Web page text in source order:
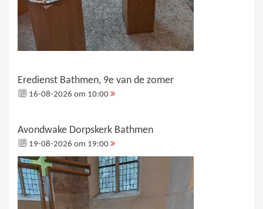
Eredienst Bathmen, 9e van de zomer
16-08-2026 om 10:00
Avondwake Dorpskerk Bathmen
19-08-2026 om 19:00